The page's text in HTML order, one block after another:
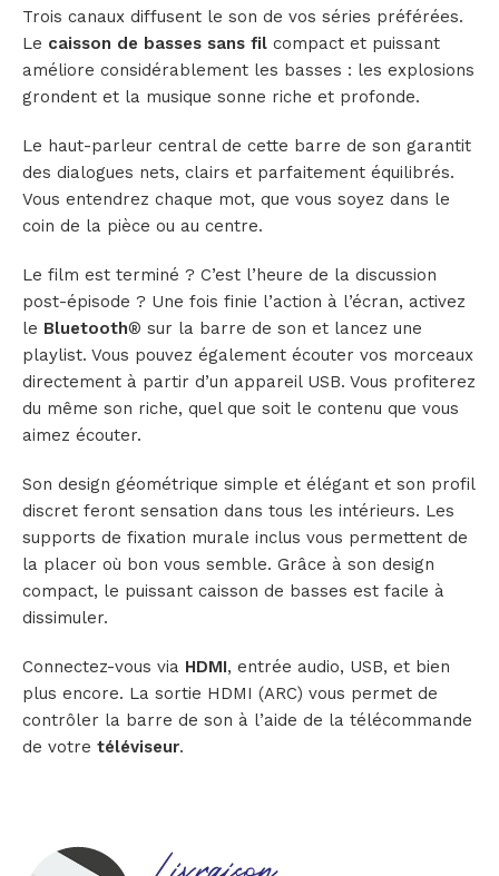
Trois canaux diffusent le son de vos séries préférées.
Le caisson de basses sans fil compact et puissant
améliore considérablement les basses : les explosions
grondent et la musique sonne riche et profonde.
Le haut-parleur central de cette barre de son garantit
des dialogues nets, clairs et parfaitement équilibrés.
Vous entendrez chaque mot, que vous soyez dans le
coin de la pièce ou au centre.
Le film est terminé ? C’est l’heure de la discussion
post-épisode ? Une fois finie l’action à l’écran, activez
le Bluetooth® sur la barre de son et lancez une
playlist. Vous pouvez également écouter vos morceaux
directement à partir d’un appareil USB. Vous profiterez
du même son riche, quel que soit le contenu que vous
aimez écouter.
Son design géométrique simple et élégant et son profil
discret feront sensation dans tous les intérieurs. Les
supports de fixation murale inclus vous permettent de
la placer où bon vous semble. Grâce à son design
compact, le puissant caisson de basses est facile à
dissimuler.
Connectez-vous via HDMI, entrée audio, USB, et bien
plus encore. La sortie HDMI (ARC) vous permet de
contrôler la barre de son à l’aide de la télécommande
de votre téléviseur.